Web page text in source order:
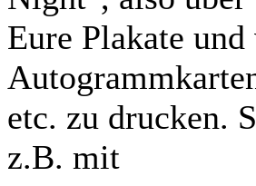
Eure Plakate
etc. zu drucken.
z.B. mit